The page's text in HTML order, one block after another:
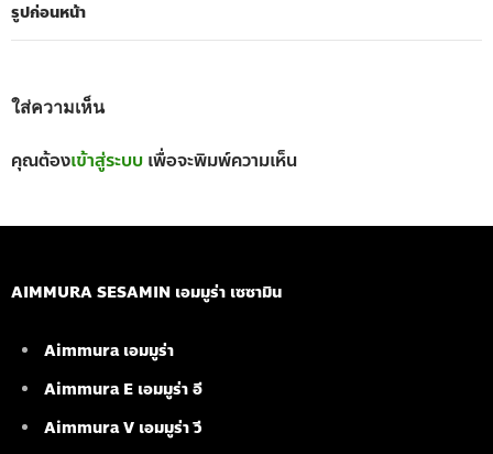
รูปก่อนหน้า
ใส่ความเห็น
คุณต้องเข้าสู่ระบบ เพื่อจะพิมพ์ความเห็น
AIMMURA SESAMIN เอมมูร่า เซซามิน
Aimmura เอมมูร่า
Aimmura E เอมมูร่า อี
Aimmura V เอมมูร่า วี